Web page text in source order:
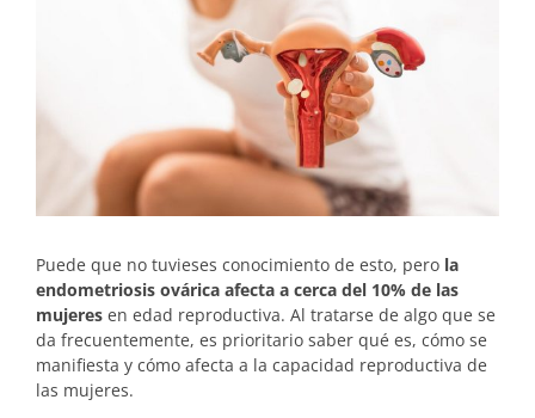
Puede que no tuvieses conocimiento de esto, pero la
endometriosis ovárica afecta a cerca del 10% de las
mujeres en edad reproductiva. Al tratarse de algo que se
da frecuentemente, es prioritario saber qué es, cómo se
manifiesta y cómo afecta a la capacidad reproductiva de
las mujeres.